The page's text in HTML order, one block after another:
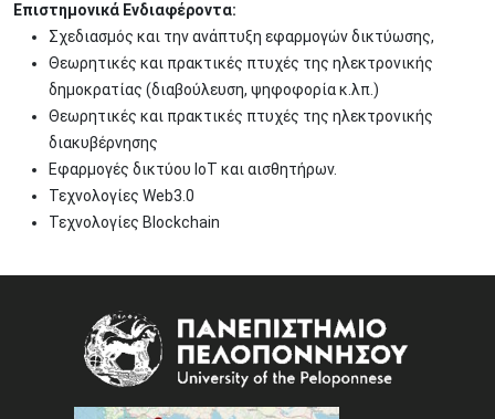
Επιστημονικά Ενδιαφέροντα:
Σχεδιασμός και την ανάπτυξη εφαρμογών δικτύωσης,
Θεωρητικές και πρακτικές πτυχές της ηλεκτρονικής
δημοκρατίας (διαβούλευση, ψηφοφορία κ.λπ.)
Θεωρητικές και πρακτικές πτυχές της ηλεκτρονικής
διακυβέρνησης
Εφαρμογές δικτύου IoT και αισθητήρων.
Τεχνολογίες Web3.0
Τεχνολογίες Blockchain